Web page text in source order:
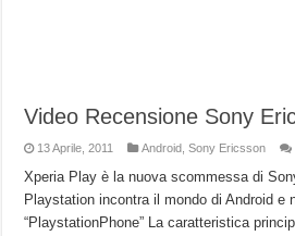
Video Recensione Sony
13 Aprile, 2011 Android ,Sony Ericsson
Xperia Play è la nuova scommessa di
Playstation incontra il mondo di Android e
“PlaystationPhone” La caratteristica